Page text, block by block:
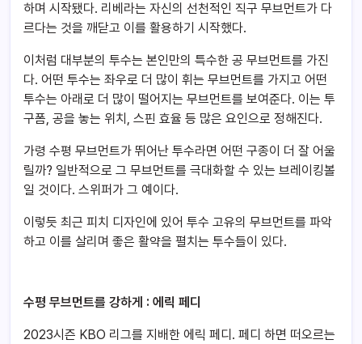
하며 시작됐다. 리베라는 자신의 선천적인 직구 무브먼트가 다
르다는 것을 깨닫고 이를 활용하기 시작했다.
이처럼 대부분의 투수는 본인만의 특수한 공 무브먼트를 가진
다. 어떤 투수는 좌우로 더 많이 휘는 무브먼트를 가지고 어떤
투수는 아래로 더 많이 떨어지는 무브먼트를 보여준다. 이는 투
구폼, 공을 놓는 위치, 스핀 효율 등 많은 요인으로 정해진다.
가령 수평 무브먼트가 뛰어난 투수라면 어떤 구종이 더 잘 어울
릴까? 일반적으로 그 무브먼트를 극대화할 수 있는 브레이킹볼
일 것이다. 스위퍼가 그 예이다.
이렇듯 최근 피치 디자인에 있어 투수 고유의 무브먼트를 파악
하고 이를 살리며 좋은 활약을 펼치는 투수들이 있다.
수평 무브먼트를 강하게 : 에릭 페디
2023시즌 KBO 리그를 지배한 에릭 페디. 페디 하면 떠오르는